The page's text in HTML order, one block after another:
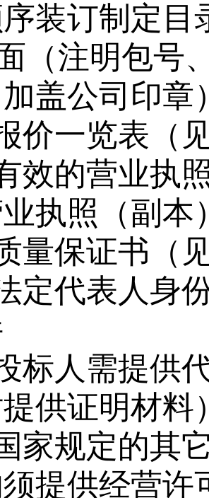
装订制定目
（注明包号
加盖公司印章
价一览表（
效的营业执
执照（副本
量保证书 （
定代表人身
标人需提供
供证明材料
家规定的其
提供经营许